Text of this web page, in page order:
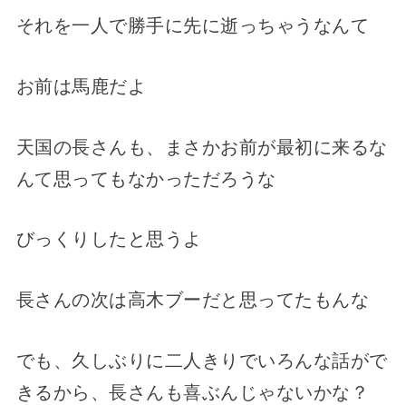
それを一人で勝手に先に逝っちゃうなんて
お前は馬鹿だよ
天国の長さんも、まさかお前が最初に来るな
んて思ってもなかっただろうな
びっくりしたと思うよ
長さんの次は高木ブーだと思ってたもんな
でも、久しぶりに二人きりでいろんな話がで
きるから、長さんも喜ぶんじゃないかな？